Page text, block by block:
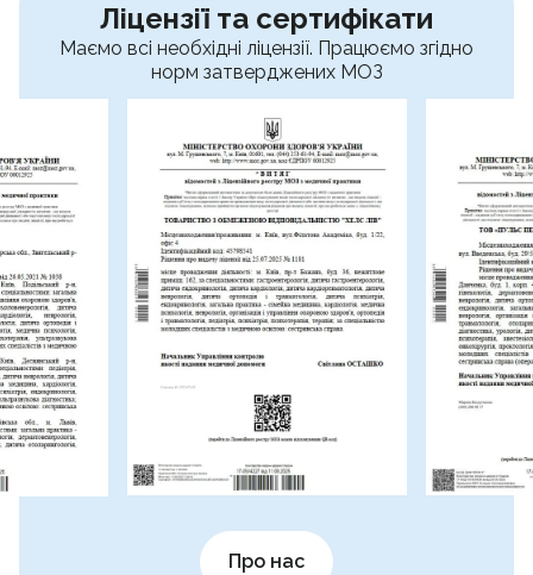
Ліцензії та сертифікати
Маємо всі необхідні ліцензії. Працюємо згідно
норм затверджених МОЗ
Про нас